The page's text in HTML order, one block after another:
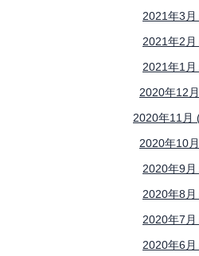
2021年3月
2021年2月
2021年1月
2020年12
2020年11月
2020年10
2020年9月
2020年8月
2020年7月
2020年6月